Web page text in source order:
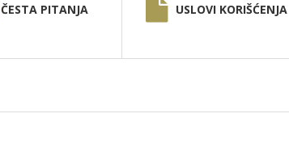
ČESTA PITANJA USLOVI KORIŠĆENJA